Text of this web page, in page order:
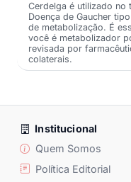
Cerdelga é utilizado no
Doença de Gaucher
de metabolização. É
você é metabolizador
revisada por
colaterais.
Institucional
Quem Somos
Política Editorial